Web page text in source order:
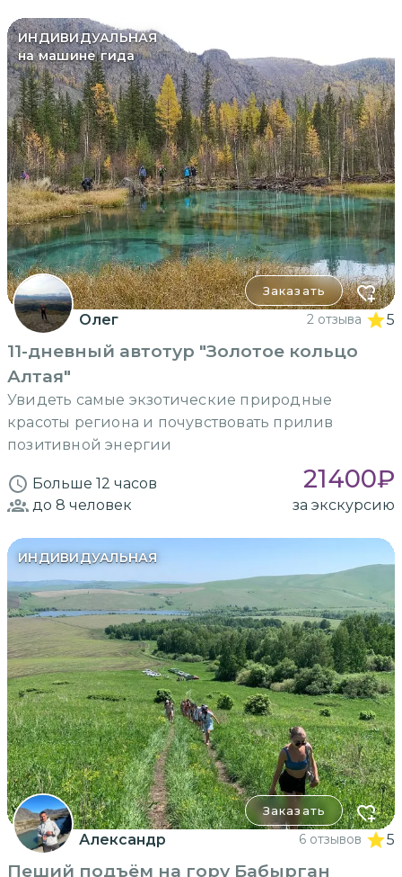
ИНДИВИДУАЛЬНАЯ
на машине гида
Заказать
Олег 2 отзыва 5
11-дневный автотур "Золотое кольцо
Алтая"
Увидеть самые экзотические природные
красоты региона и почувствовать прилив
позитивной энергии
Больше 12 часов 21400₽
до 8 человек за экскурсию
ИНДИВИДУАЛЬНАЯ
Заказать
Александр 6 отзывов 5
Пеший подъём на гору Бабырган